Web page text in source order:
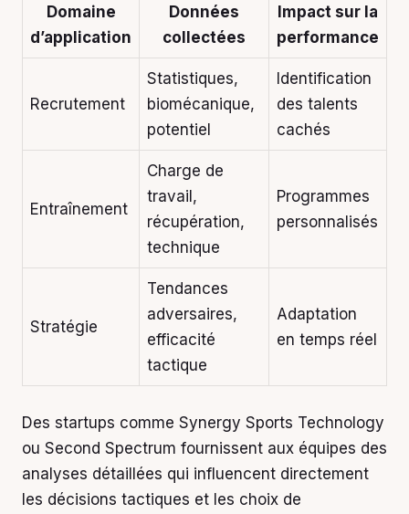
Domaine
d’application
Données
collectées
Impact sur la
performance
Recrutement
Statistiques,
biomécanique,
potentiel
Identification
des talents
cachés
Entraînement
Charge de
travail,
récupération,
technique
Programmes
personnalisés
Stratégie
Tendances
adversaires,
efficacité
tactique
Adaptation
en temps réel
Des startups comme Synergy Sports Technology
ou Second Spectrum fournissent aux équipes des
analyses détaillées qui influencent directement
les décisions tactiques et les choix de